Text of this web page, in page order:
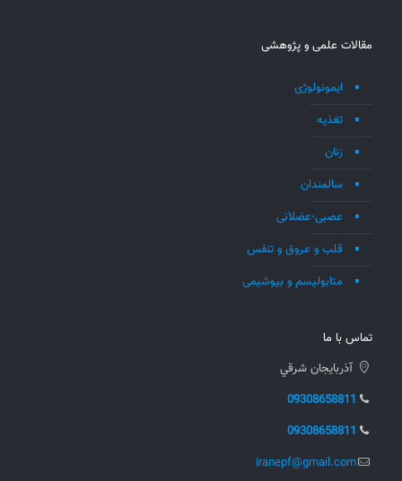
مقالات علمی و پژوهشی
ایمونولوژی
تغذیه
زنان
سالمندان
عصبی-عضلانی
قلب و عروق و تنفس
متابولیسم و بیوشیمی
تماس با ما
آذربايجان شرقي
09308658811
09308658811
iranepf@gmail.com